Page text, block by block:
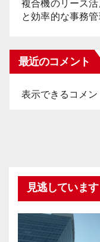
複合機のリース
と効率的な事務
最近のコメント
表示できるコメン
見逃しています